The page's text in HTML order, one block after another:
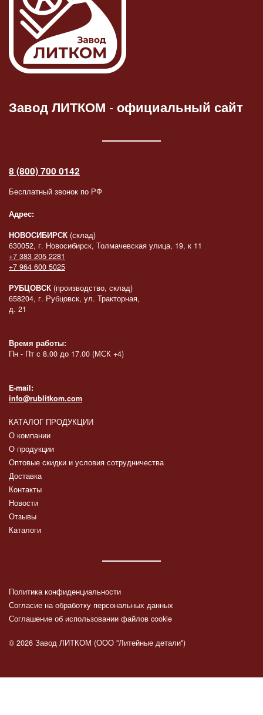
Завод ЛИТКОМ -официальный сайт
8 (800) 700 0142
Бесплатный звонок по РФ
Адрес:
НОВОСИБИРСК (склад)
630052, г. Новосибирск, Толмачевская улица, 19, к 11
+7 383 205 2281
+7 964 600 5025
РУБЦОВСК (производство, склад)
658204, г. Рубцовск, ул. Тракторная,
д. 21
Время работы:
Пн - Пт с 8.00 до 17.00 (МСК +4)
E-mail:
info@rublitkom.com
КАТАЛОГ ПРОДУКЦИИ
О компании
О продукции
Оптовые скидки и условия сотрудничества
Доставка
Контакты
Новости
Отзывы
Каталоги
Политика конфиденциальности
Согласие на обработку персональных данных
Соглашение об использовании файлов cookie
© 2026 Завод ЛИТКОМ (ООО "Литейные детали")